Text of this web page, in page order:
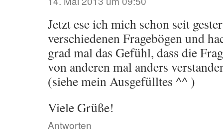
Jetzt ese ich mich schon seit
verschiedenen Fragebögen und
grad mal das Gefühl, dass die
von anderen mal anders
(siehe mein Ausgefülltes ^^ )
Viele Grüße!
Antworten